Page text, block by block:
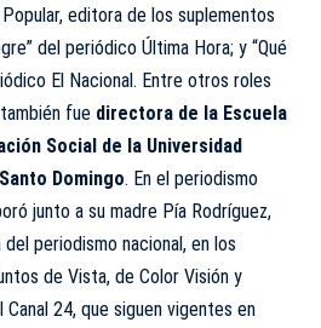
editora de los suplementos
del periódico Última Hora; y “Qué
El Nacional. Entre otros roles
fue directora de la Escuela
Social de la Universidad
Domingo. En el periodismo
junto a su madre Pía Rodríguez,
periodismo nacional, en los
de Vista, de Color Visión y
Canal 24, que siguen vigentes en